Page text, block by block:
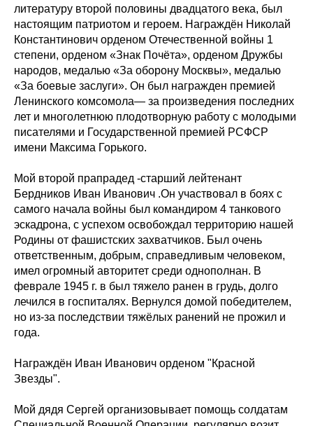
литературу второй половины двадцатого века, был
настоящим патриотом и героем. Награждён Николай
Константинович орденом Отечественной войны 1
степени, орденом «Знак Почёта», орденом Дружбы
народов, медалью «За оборону Москвы», медалью
«За боевые заслуги». Он был награжден премией
Ленинского комсомола— за произведения последних
лет и многолетнюю плодотворную работу с молодыми
писателями и Государственной премией РСФСР
имени Максима Горького.
Мой второй прапрадед -старший лейтенант
Бердников Иван Иванович .Он участвовал в боях с
самого начала войны был командиром 4 танкового
эскадрона, с успехом освобождал территорию нашей
Родины от фашистских захватчиков. Был очень
ответственным, добрым, справедливым человеком,
имел огромный авторитет среди однополнан. В
феврале 1945 г. в был тяжело ранен в грудь, долго
лечился в госпиталях. Вернулся домой победителем,
но из-за последствии тяжёлых ранений не прожил и
года.
Награждён Иван Иванович орденом "Красной
Звезды".
Мой дядя Сергей организовывает помощь солдатам